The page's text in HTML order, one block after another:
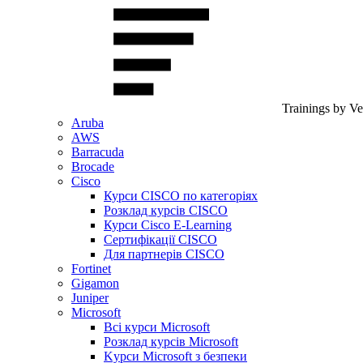
Trainings by
Aruba
AWS
Barracuda
Brocade
Cisco
Курси CISCO по категоріях
Розклад курсів CISCO
Курси Cisco E-Learning
Сертифікації CISCO
Для партнерів CISCO
Fortinet
Gigamon
Juniper
Microsoft
Всі курси Microsoft
Розклад курсів Microsoft
Kyрси Microsoft з безпеки